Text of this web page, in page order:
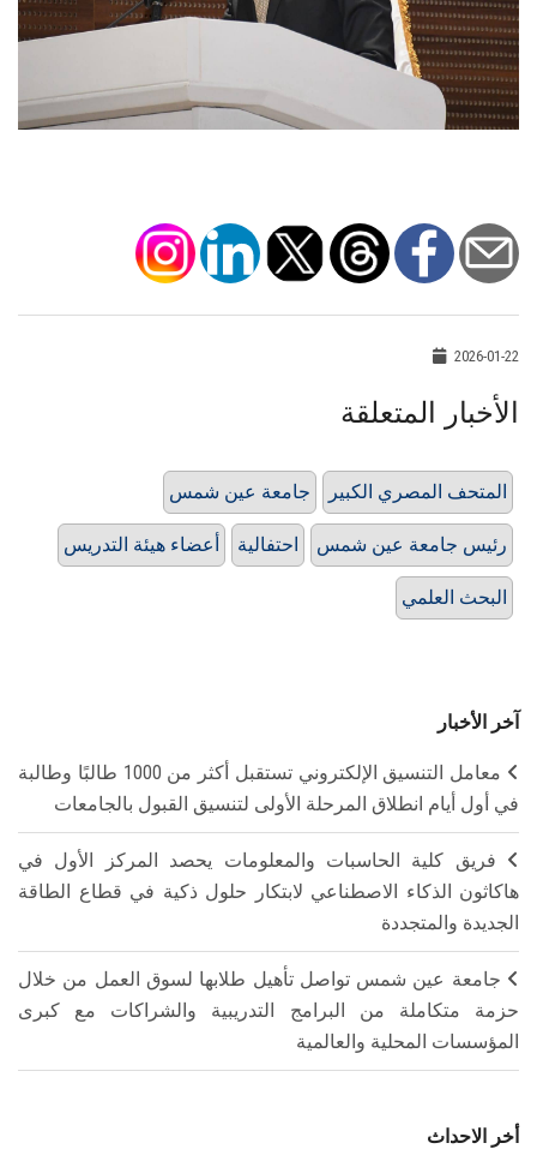
2026-01-22
الأخبار المتعلقة
جامعة عين شمس المتحف المصري الكبير
أعضاء هيئة التدريس احتفالية رئيس جامعة عين شمس
البحث العلمي
آخر الأخبار
معامل التنسيق الإلكتروني تستقبل أكثر من 1000 طالبًا وطالبة
في أول أيام انطلاق المرحلة الأولى لتنسيق القبول بالجامعات
فريق كلية الحاسبات والمعلومات يحصد المركز الأول في
هاكاثون الذكاء الاصطناعي لابتكار حلول ذكية في قطاع الطاقة
الجديدة والمتجددة
جامعة عين شمس تواصل تأهيل طلابها لسوق العمل من خلال
حزمة متكاملة من البرامج التدريبية والشراكات مع كبرى
المؤسسات المحلية والعالمية
أخر الاحداث